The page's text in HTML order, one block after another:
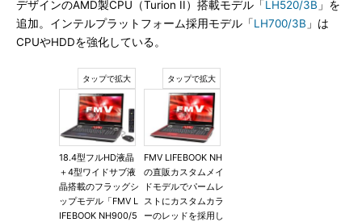
デザインのAMD製CPU（Turion II）搭載モデル「LH520/3B 」を
追加。インテルプラットフォーム採用モデル「LH700/3B 」は
CPUやHDDを強化している。
18.4型フルHD液晶
＋4型ワイドサブ液
晶搭載のフラッグシ
ップモデル「FMV L
IFEBOOK NH900/5
FMV LIFEBOOK NH
の直販カスタムメイ
ドモデルでパームレ
ストにカスタムカラ
ーのレッドを採用し